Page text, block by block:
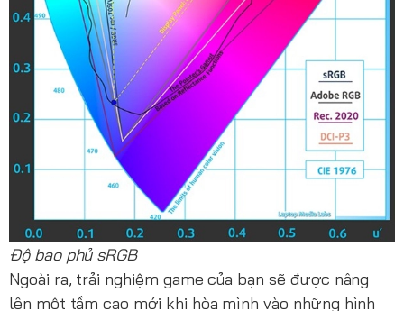
Độ bao phủ sRGB
Ngoài ra, trải nghiệm game của bạn sẽ được nâng
lên một tầm cao mới khi hòa mình vào những hình